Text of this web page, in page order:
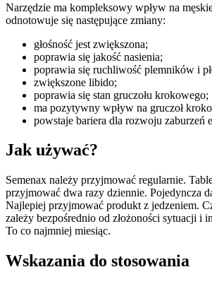
Narzędzie ma kompleksowy wpływ na
odnotowuje się następujące zmiany:
głośność jest zwiększona;
poprawia się jakość nasienia;
poprawia się ruchliwość plemników i
zwiększone libido;
poprawia się stan gruczołu krokowego;
ma pozytywny wpływ na gruczoł
powstaje bariera dla rozwoju zaburzeń
Jak używać?
Semenax należy przyjmować regularnie.
przyjmować dwa razy dziennie. Pojedyncza
Najlepiej przyjmować produkt z jedzeniem.
zależy bezpośrednio od złożoności sytuacji i
To co najmniej miesiąc.
Wskazania do stosowania